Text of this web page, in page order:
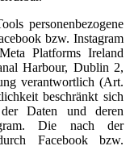
personenbezogene
bzw. Instagram
Platforms Ireland
Harbour, Dublin 2,
verantwortlich (Art.
beschränkt sich
Daten und deren
Die nach der
Facebook bzw.